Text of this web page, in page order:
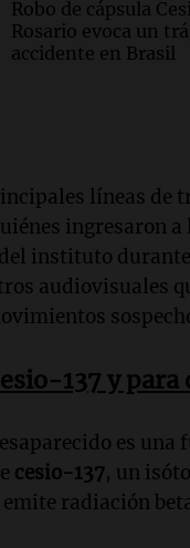
Robo de cápsula
Rosario evoca un
accidente en Brasil
líneas de
ingresaron a
instituto durante
audiovisuales
137 y
es una
cesio-137, un
radiación